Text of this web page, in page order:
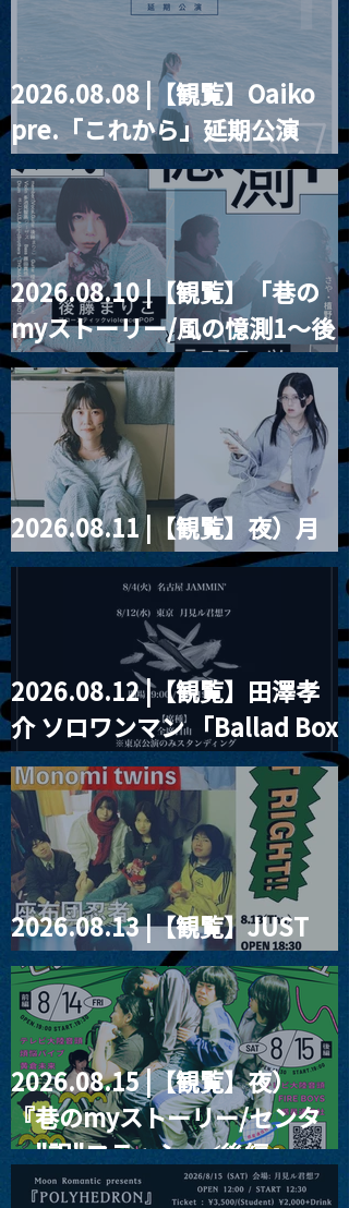
2024.05.02 |【観覧】
MAKOTO AYUKAWA
HAPPY BIRTHDAY！
2026.08.08 |【観覧】Oaiko
pre.「これから」延期公演
Blurred City Lights × 17歳
とベルリンの壁
2026.08.10 |【観覧】「巷の
myストーリー/風の憶測1～後
藤まりこアコースティック
violence POPとテニスコー
ツ」
2026.08.11 |【観覧】夜）月
見ル君想フpre. Sugar Shock
2026.08.12 |【観覧】田澤孝
介 ソロワンマン 「Ballad Box
2026」
2026.08.13 |【観覧】JUST
RIGHT!! vol.26
2026.08.15 |【観覧】夜）
『巷のmyストーリー/センタ
ー"訳"フラッシュ⚡️後編』